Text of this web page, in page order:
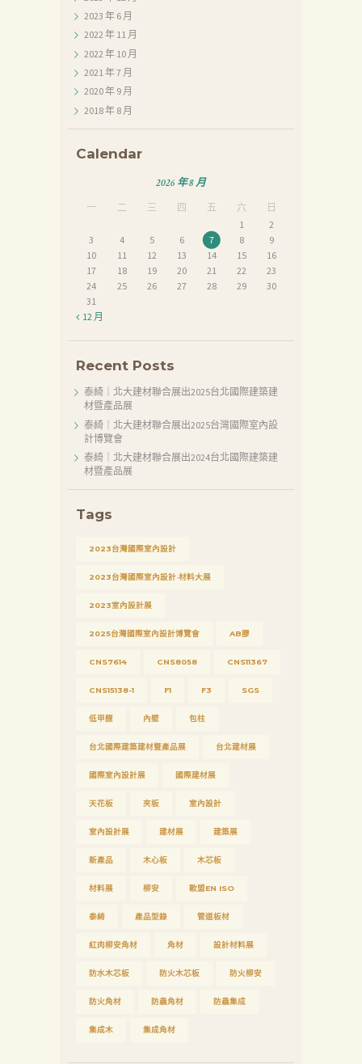
2023 年 6 月
2022 年 11 月
2022 年 10 月
2021 年 7 月
2020 年 9 月
2018 年 8 月
Calendar
2026 年 8 月
一 二 三 四 五 六 日
« 12 月
1
2
3
4 5 6 7 8
9
10
11 12 13 14 15
16
17
18 19 20 21 22
23
24
25 26 27 28 29
30
31
Recent Posts
泰綺｜北大建材聯合展出2025台北國際建築建
材暨產品展
泰綺｜北大建材聯合展出2025台灣國際室內設
計博覽會
泰綺｜北大建材聯合展出2024台北國際建築建
材暨產品展
Tags
2023台灣國際室內設計
2023台灣國際室內設計·材料大展
2023室內設計展
2025台灣國際室內設計博覽會 AB膠
CNS7614 CNS8058 CNS11367
CNS15138-1 F1 F3 SGS
低甲醛 內壁 包柱
台北國際建築建材暨產品展 台北建材展
國際室內設計展 國際建材展
天花板 夾板 室內設計
室內設計展 建材展 建築展
新產品 木心板 木芯板
材料展 柳安 歐盟EN ISO
泰綺 產品型錄 管道板材
紅肉柳安角材 角材 設計材料展
防水木芯板 防火木芯板 防火柳安
防火角材 防蟲角材 防蟲集成
集成木 集成角材